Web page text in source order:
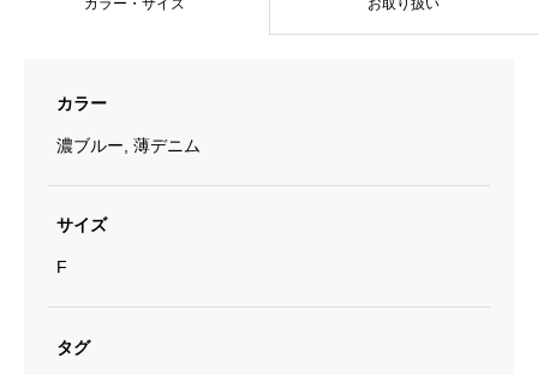
カラー・サイズ お取り扱い
カラー
濃ブルー, 薄デニム
サイズ
F
タグ